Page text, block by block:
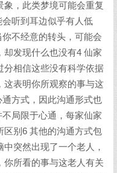
，此类梦境可能会重复
听到耳边似乎有人低
不经意的转头，可能会
发现什么也没有4 仙家
分相信这些没有科学依据
这表明你所观察的事与这
方式，因此沟通形式也
局限于心通，每家仙家
区别6 其他的沟通方式包
突然出现了一个老人，
你所看的事与这老人有关